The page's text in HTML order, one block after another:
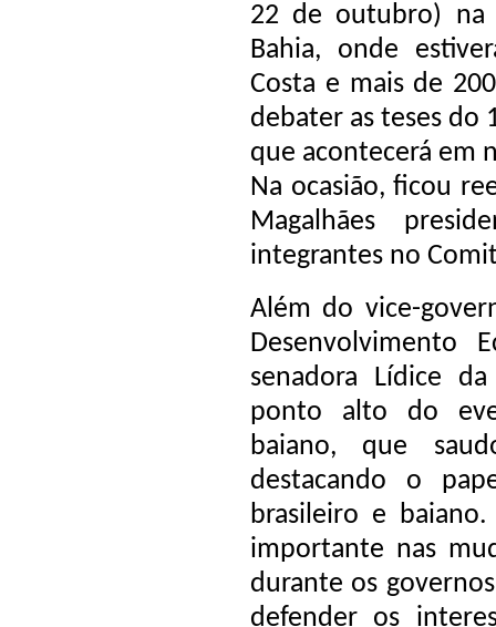
22 de outubro) na
Bahia, onde
Costa e mais de
debater as teses do
que acontecerá em
Na ocasião, ficou
Magalhães p
integrantes no
Além do vice-
Desenvolvimento
senadora Lídice
ponto alto do
baiano, que
destacando o
brasileiro e
importante nas
durante os
defender os